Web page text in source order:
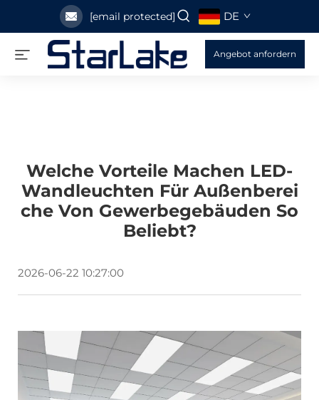
[email protected] DE
Angebot anfordern
Welche Vorteile Machen LED-
Wandleuchten Für Außenberei
Che Von Gewerbegebäuden So
Beliebt?
2026-06-22 10:27:00